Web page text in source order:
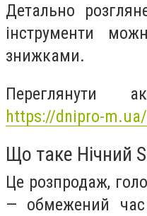
Детально
інструменти
знижками.
Переглянути
https://dnipro-
Що таке Нічний
Це розпродаж,
— обмежений